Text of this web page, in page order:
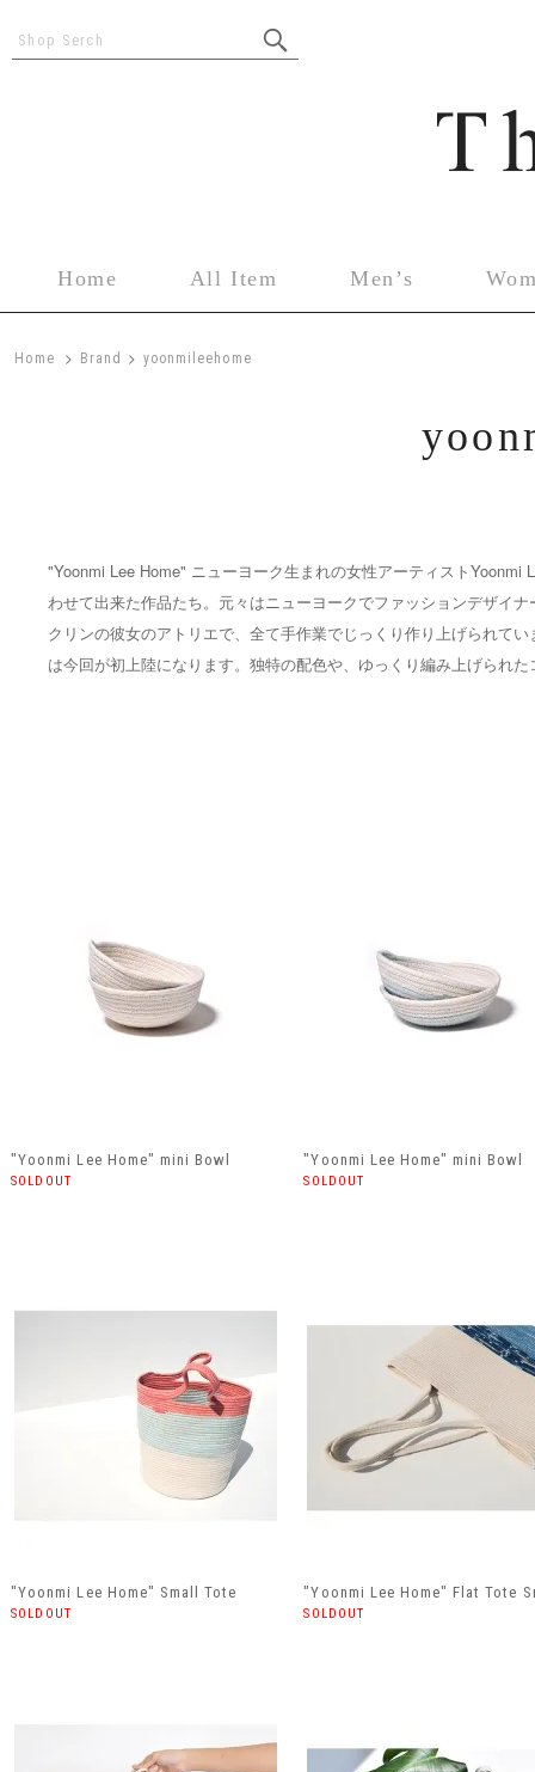
Shop Serch
Home All Item Men’s
Home > Brand > yoonmileehome
"Yoonmi Lee Home" ニューヨーク生まれの女性アーティスト
わせて出来た作品たち。元々はニューヨークでファッションデザイ
クリンの彼女のアトリエで、全て手作業でじっくり作り上げられて
は今回が初上陸になります。独特の配色や、ゆっくり編み上げられ
"Yoonmi Lee Home" mini Bowl
SOLDOUT
"Yoonmi Lee Home" mini Bowl
SOLDOUT
"Yoonmi Lee Home" Small Tote
SOLDOUT
"Yoonmi Lee Home" Flat Tote
SOLDOUT